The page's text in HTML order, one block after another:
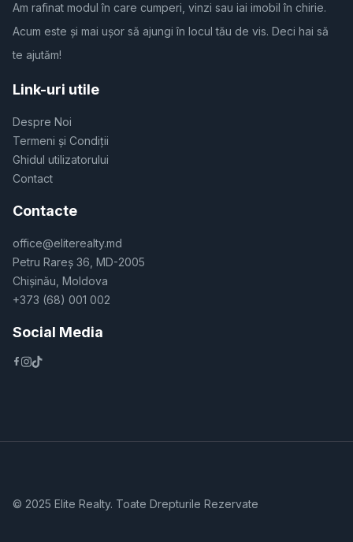
Am rafinat modul în care cumperi, vinzi sau iai imobil în chirie.
Acum este și mai ușor să ajungi în locul tău de vis. Deci hai să
te ajutăm!
Link-uri utile
Despre Noi
Termeni și Condiții
Ghidul utilizatorului
Contact
Contacte
office@eliterealty.md
Petru Rareș 36, MD-2005
Chișinău, Moldova
+373 (68) 001 002
Social Media
© 2025 Elite Realty. Toate Drepturile Rezervate